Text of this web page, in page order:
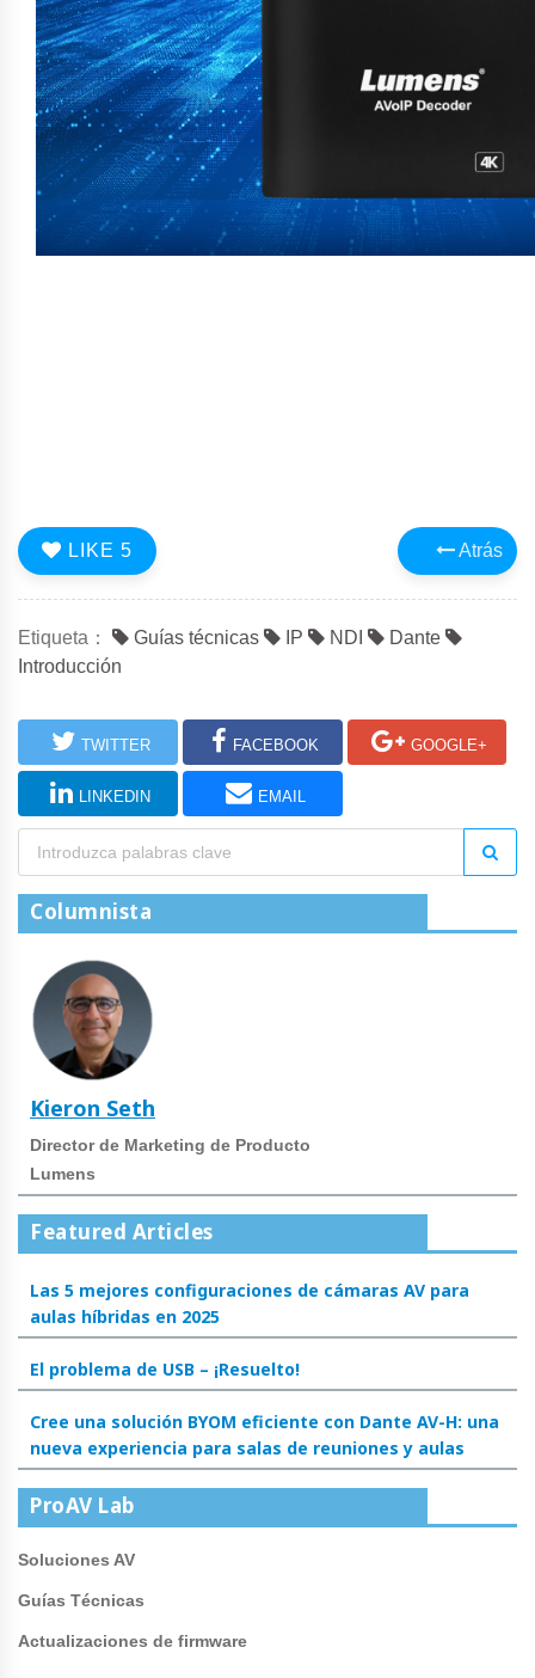
Atrás
LIKE 5
Etiqueta： Guías técnicas IP NDI
Dante
Introducción
TWITTER FACEBOOK GOOGLE+
LINKEDIN EMAIL
Columnista
Kieron Seth
Director de Marketing de Producto
Lumens
Featured Articles
Las 5 mejores configuraciones de cámaras AV para
aulas híbridas en 2025
El problema de USB – ¡Resuelto!
Cree una solución BYOM eficiente con Dante AV-H: una
nueva experiencia para salas de reuniones y aulas
ProAV Lab
Soluciones AV
Guías Técnicas
Actualizaciones de firmware